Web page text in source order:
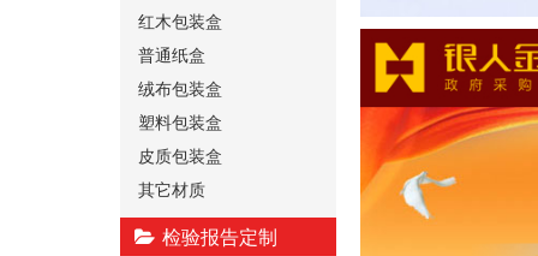
红木包装盒
普通纸盒
绒布包装盒
塑料包装盒
皮质包装盒
其它材质
检验报告定制